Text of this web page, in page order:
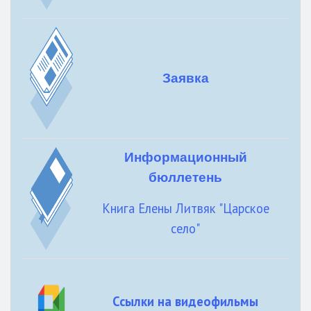
Заявка
Информационный
бюллетень
Книга Елены Литвяк "Царское
село"
Ссылки на видеофильмы